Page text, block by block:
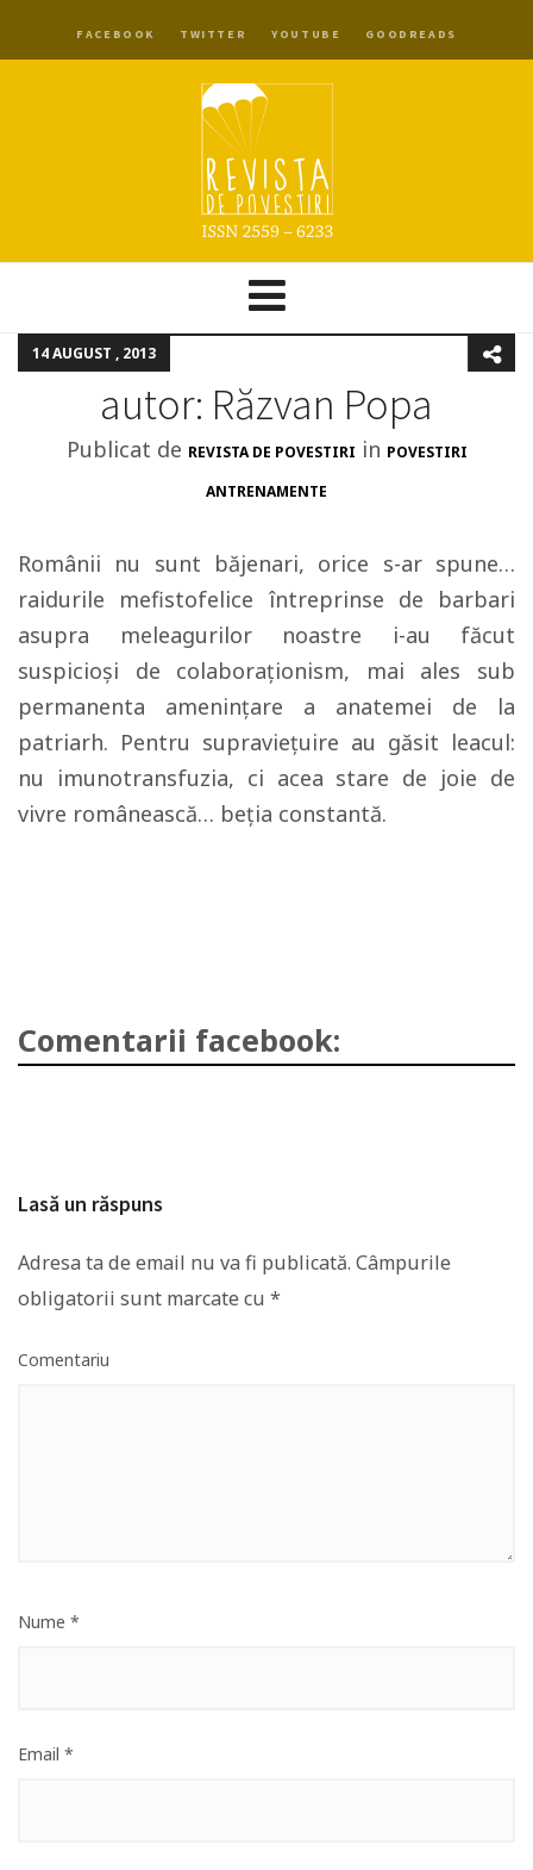
FACEBOOK TWITTER YOUTUBE GOODREADS
14 AUGUST , 2013
autor: Răzvan Popa
Publicat de REVISTA DE POVESTIRI in POVESTIRI
ANTRENAMENTE
Românii nu sunt băjenari, orice s-ar spune…
raidurile mefistofelice întreprinse de barbari
asupra meleagurilor noastre i-au făcut
suspicioși de colaboraționism, mai ales sub
permanenta amenințare a anatemei de la
patriarh. Pentru supraviețuire au găsit leacul:
nu imunotransfuzia, ci acea stare de joie de
vivre românească… beția constantă.
Comentarii facebook:
Lasă un răspuns
Adresa ta de email nu va fi publicată. Câmpurile
obligatorii sunt marcate cu *
Comentariu
Nume *
Email *